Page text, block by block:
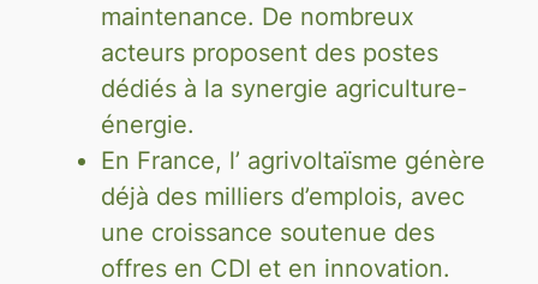
maintenance. De nombreux
acteurs proposent des postes
dédiés à la synergie agriculture-
énergie.
En France, l’ agrivoltaïsme génère
déjà des milliers d’emplois, avec
une croissance soutenue des
offres en CDI et en innovation.